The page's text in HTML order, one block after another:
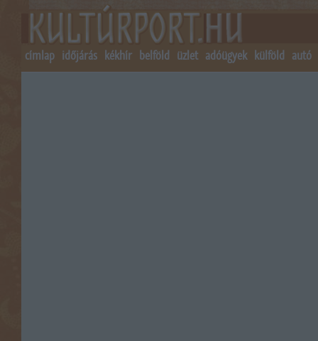
címlap időjárás kékhír belföld üzlet adóügyek külföld autó